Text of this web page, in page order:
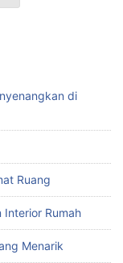
di
Ruang
Interior Rumah
Menarik